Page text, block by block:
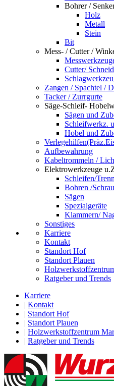
Bohrer /
Holz
Metall
Stein
Bit
Mess- / Cutter /
Cutter/
Zangen / Spachtel /
Tacker / Zurrgurte
Säge-Schleif-
Sägen und
Schleifwerkz.
Hobel und
Aufbewahrung
Kabeltrommeln /
Elektrowerkzeuge
Schleifen/
Bohren /
Sägen
Spezialgeräte
Klammern/
Sonstiges
Karriere
Kontakt
Standort Hof
Standort Plauen
Ratgeber und Trends
Karriere
| Kontakt
| Standort Hof
| Standort Plauen
| Holzwerkstoffzentrum
| Ratgeber und Trends